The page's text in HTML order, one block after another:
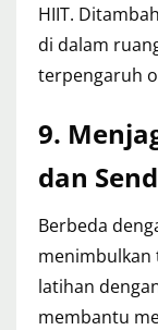
HIIT.
di dalam
terpengaruh
9.
dan
Berbeda
menimbulkan
latihan
membantu